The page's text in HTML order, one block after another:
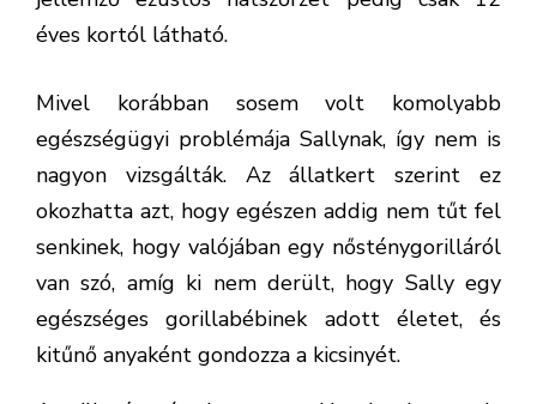
éves kortól látható.
Mivel korábban sosem volt komolyabb
egészségügyi problémája Sallynak, így nem is
nagyon vizsgálták. Az állatkert szerint ez
okozhatta azt, hogy egészen addig nem tűt fel
senkinek, hogy valójában egy nősténygorilláról
van szó, amíg ki nem derült, hogy Sally egy
egészséges gorillabébinek adott életet, és
kitűnő anyaként gondozza a kicsinyét.